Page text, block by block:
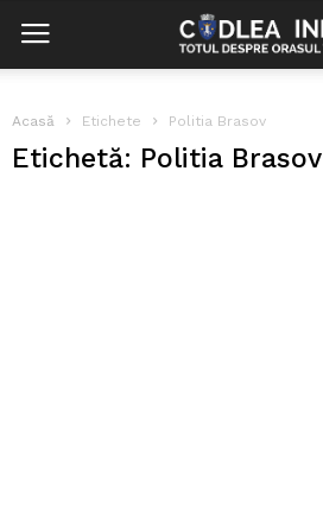
Acasă Etichete Politia Brasov
Etichetă: Politia Brasov